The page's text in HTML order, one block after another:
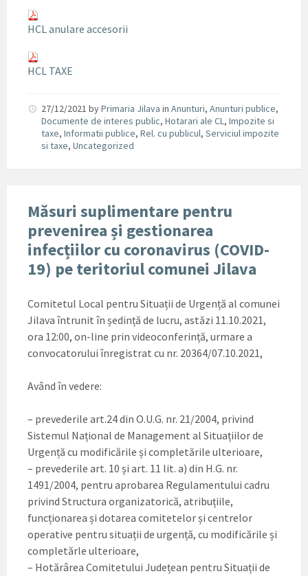
HCL anulare accesorii
HCL TAXE
27/12/2021 byPrimaria Jilava in Anunturi, Anunturi publice,
Documente de interes public, Hotarari ale CL, Impozite si
taxe, Informatii publice, Rel. cu publicul, Serviciul impozite
si taxe, Uncategorized
Măsuri suplimentare pentru
prevenirea și gestionarea
infecțiilor cu coronavirus (COVID-
19) pe teritoriul comunei Jilava
Comitetul Local pentru Situații de Urgență al comunei
Jilava întrunit în ședință de lucru, astăzi 11.10.2021,
ora 12:00, on-line prin videoconferință, urmare a
convocatorului înregistrat cu nr. 20364/07.10.2021,
Având în vedere:
– prevederile art.24 din O.U.G. nr. 21/2004, privind
Sistemul Național de Management al Situațiilor de
Urgență cu modificările și completările ulterioare,
– prevederile art. 10 și art. 11 lit. a) din H.G. nr.
1491/2004, pentru aprobarea Regulamentului cadru
privind Structura organizatorică, atribuțiile,
funcționarea și dotarea comitetelor și centrelor
operative pentru situații de urgență, cu modificările și
completărle ulterioare,
– Hotărârea Comitetului Județean pentru Situații de